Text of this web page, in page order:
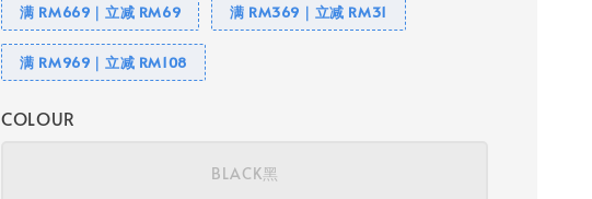
满 RM669｜立减 RM69 满 RM369｜立减 RM31
满 RM969｜立减 RM108
COLOUR
BLACK黑